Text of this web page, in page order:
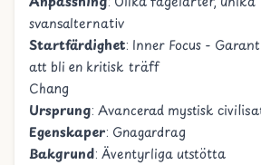
svansalternativ
Startfärdighet: Inner Focus -
att bli en kritisk träff
Chang
Ursprung: Avancerad mystisk
Egenskaper: Gnagardrag
Bakgrund: Äventyrliga utstötta